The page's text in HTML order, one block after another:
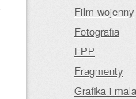
Film wojenny
Fotografia
FPP
Fragmenty
Grafika i